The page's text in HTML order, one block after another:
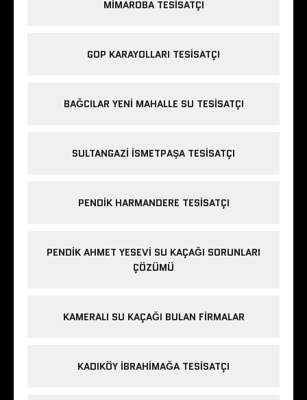
MIMAROBA TESISATÇI
GOP KARAYOLLARI TESISATÇI
BAĞCILAR YENI MAHALLE SU TESISATÇI
SULTANGAZI ISMETPAŞA TESISATÇI
PENDIK HARMANDERE TESISATÇI
PENDIK AHMET YESEVI SU KAÇAĞI SORUNLARI
ÇÖZÜMÜ
KAMERALI SU KAÇAĞI BULAN FIRMALAR
KADIKÖY IBRAHIMAĞA TESISATÇI